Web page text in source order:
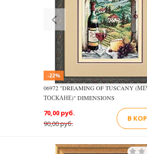
Previous
-22%
06972 "DREAMING OF TUSCANY
ТОСКАНЕ)" DIMENSIONS
90,00 руб.
70,00 руб.
В